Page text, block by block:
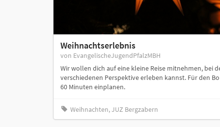
Weihnachtserlebnis
von EvangelischeJugendPfalzMBH
Wir wollen dich auf eine kleine Reise mitnehmen, bei
verschiedenen Perspektive erleben kannst. Für den
60 Minuten einplanen.
Weihnachten, JUZ Bergzabern